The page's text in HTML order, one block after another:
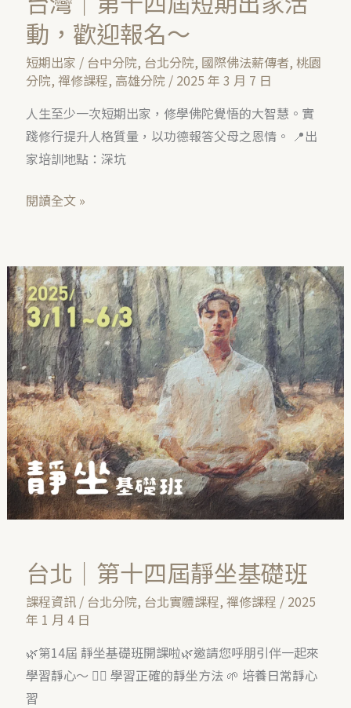
動，歡迎報名～
短期出家 / 台中分院, 台北分院, 國際佛法薪傳者, 桃園
分院, 禪修課程, 高雄分院 / 2025 年 3 月 7 日
人生至少一次短期出家，修學佛陀覺悟的大智慧。實
踐修行提升人格質量，以功德報答父母之恩情。 📍出
家培訓地點：深坑
迎
報
名
閱讀全文 »
台北｜第十四屆靜坐基礎班
課程資訊/ 台北分院, 台北實體課程, 禪修課程 / 2025
年 1 月 4 日
🌿第14屆 靜坐基礎班開課啦🌿邀請您呼朋引伴一起來
學習靜心～ 🧘‍♀️ 學習正確的靜坐方法 🌱 培養日常靜心
習
台
北
｜
第
十
四
屆
靜
坐
基
礎